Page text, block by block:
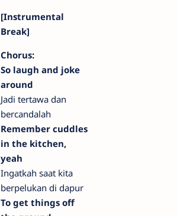
[Instrumental
Break]
Chorus:
So laugh and joke
around
Jadi tertawa dan
bercandalah
Remember cuddles
in the kitchen,
yeah
Ingatkah saat kita
berpelukan di dapur
To get things off